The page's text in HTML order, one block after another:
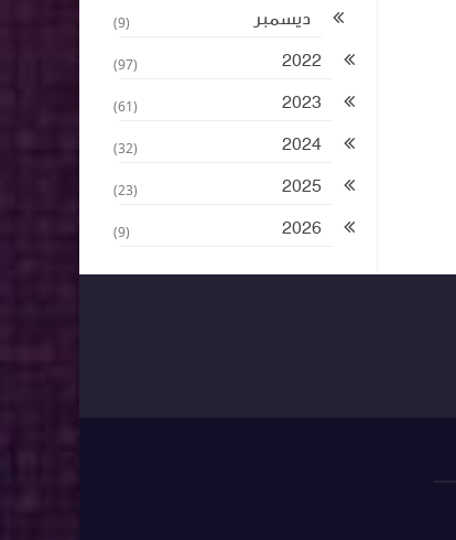
ديسمبر (9)
2022
(97)
2023
(61)
2024
(32)
2025
(23)
2026
(9)